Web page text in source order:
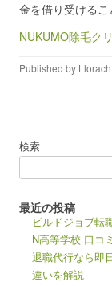
金を借り受けるこ
NUKUMO除毛ク
Published by Llorach
検索
最近の投稿
ビルドジョブ転
N高等学校 口コ
退職代行なら即
違いを解説